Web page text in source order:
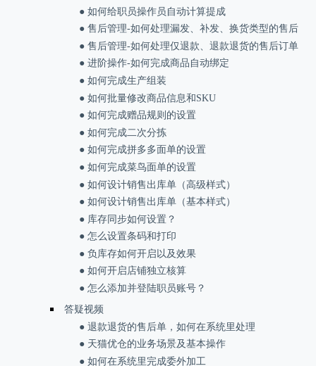
● 如何给职员操作员自动计算提成
● 售后管理-如何处理漏发、补发、换货类型的售后
● 售后管理-如何处理仅退款、退款退货的售后订单
● 进阶操作-如何完成商品自动绑定
● 如何完成生产组装
● 如何批量修改商品信息和SKU
● 如何完成赠品规则的设置
● 如何完成二次分拣
● 如何完成拼多多面单的设置
● 如何完成菜鸟面单的设置
● 如何设计销售出库单（高级样式）
● 如何设计销售出库单（基本样式）
● 库存同步如何设置？
● 怎么设置条码和打印
● 负库存如何开启以及效果
● 如何开启店铺独立核算
● 怎么添加并登陆职员账号？
答疑视频
● 退款退货的售后单，如何在系统里处理
● 天猫优仓的业务场景及基本操作
● 如何在系统里完成委外加工